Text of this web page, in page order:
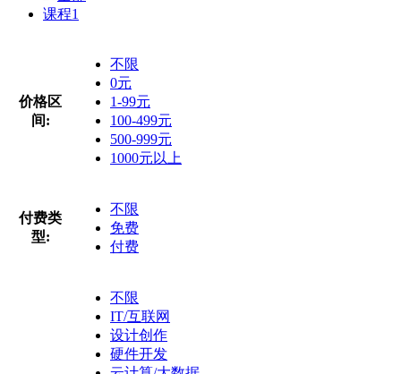
课程1
价格区
间:
不限
0元
1-99元
100-499元
500-999元
1000元以上
付费类
型:
不限
免费
付费
不限
IT/互联网
设计创作
硬件开发